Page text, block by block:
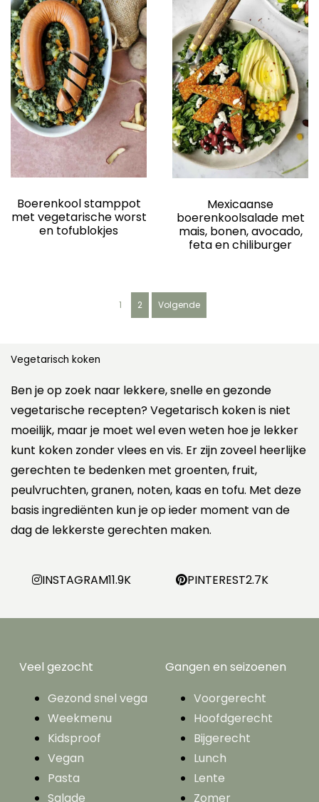
Boerenkool stamppot
met vegetarische worst
en tofublokjes
Mexicaanse
boerenkoolsalade met
mais, bonen, avocado,
feta en chiliburger
B
e
t
e
n
p
a
g
i
n
e
r
i
1 2 Volgende
Vegetarisch koken
Ben je op zoek naar lekkere, snelle en gezonde
vegetarische recepten? Vegetarisch koken is niet
moeilijk, maar je moet wel even weten hoe je lekker
kunt koken zonder vlees en vis. Er zijn zoveel heerlijke
gerechten te bedenken met groenten, fruit,
peulvruchten, granen, noten, kaas en tofu. Met deze
basis ingrediënten kun je op ieder moment van de
dag de lekkerste gerechten maken.
INSTAGRAM11.9K PINTEREST2.7K
Veel gezocht
Gezond snel vega
Weekmenu
Kidsproof
Vegan
Pasta
Salade
Gangen en seizoenen
Voorgerecht
Hoofdgerecht
Bijgerecht
Lunch
Lente
Zomer